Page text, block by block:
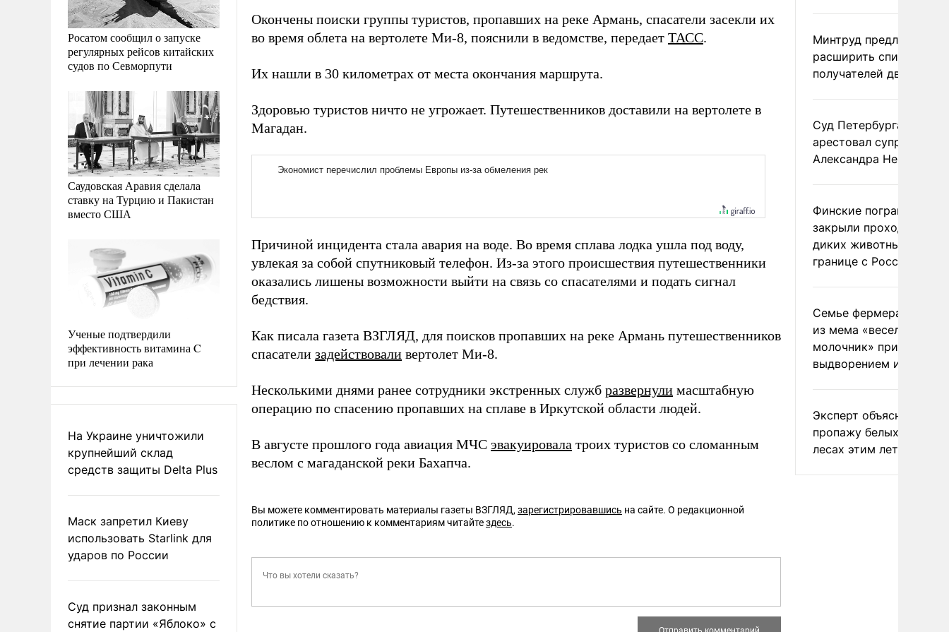
Росатом сообщил о запуске
регулярных рейсов китайских
судов по Севморпути
Саудовская Аравия сделала
ставку на Турцию и Пакистан
вместо США
Ученые подтвердили
эффективность витамина C
при лечении рака
На Украине уничтожили
крупнейший склад
средств защиты Delta Plus
Маск запретил Киеву
использовать Starlink для
ударов по России
Суд признал законным
снятие партии «Яблоко» с
Окончены поиски группы туристов, пропавших на реке Армань, спасатели засекли их
во время облета на вертолете Ми-8, пояснили в ведомстве, передает ТАСС.
Их нашли в 30 километрах от места окончания маршрута.
Здоровью туристов ничто не угрожает. Путешественников доставили на вертолете в
Магадан.
Причиной инцидента стала авария на воде. Во время сплава лодка ушла под воду,
увлекая за собой спутниковый телефон. Из-за этого происшествия путешественники
оказались лишены возможности выйти на связь со спасателями и подать сигнал
бедствия.
Как писала газета ВЗГЛЯД, для поисков пропавших на реке Армань путешественников
спасатели задействовали вертолет Ми-8.
Несколькими днями ранее сотрудники экстренных служб развернули масштабную
операцию по спасению пропавших на сплаве в Иркутской области людей.
В августе прошлого года авиация МЧС эвакуировала троих туристов со сломанным
веслом с магаданской реки Бахапча.
Вы можете комментировать материалы газеты ВЗГЛЯД, зарегистрировавшись на сайте. О редакционной
политике по отношению к комментариям читайтездесь.
Минтруд предложил
расширить список
получателей двух
Суд Петербурга заочно
арестовал супругу
Александра Невзорова
Финские пограничники
закрыли проходы для
диких животных на
границе с Россией
Семье фермера
из мема «веселый
молочник» пригрозили
выдворением из
Эксперт объяснил
пропажу белых грибов
лесах этим летом